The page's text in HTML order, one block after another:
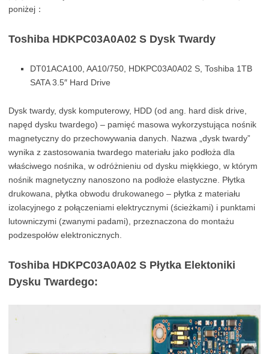
poniżej：
Toshiba HDKPC03A0A02 S Dysk Twardy
DT01ACA100, AA10/750, HDKPC03A0A02 S, Toshiba 1TB
SATA 3.5″ Hard Drive
Dysk twardy, dysk komputerowy, HDD (od ang. hard disk drive,
napęd dysku twardego) – pamięć masowa wykorzystująca nośnik
magnetyczny do przechowywania danych. Nazwa „dysk twardy”
wynika z zastosowania twardego materiału jako podłoża dla
właściwego nośnika, w odróżnieniu od dysku miękkiego, w którym
nośnik magnetyczny nanoszono na podłoże elastyczne. Płytka
drukowana, płytka obwodu drukowanego – płytka z materiału
izolacyjnego z połączeniami elektrycznymi (ścieżkami) i punktami
lutowniczymi (zwanymi padami), przeznaczona do montażu
podzespołów elektronicznych.
Toshiba HDKPC03A0A02 S Płytka Elektoniki
Dysku Twardego: